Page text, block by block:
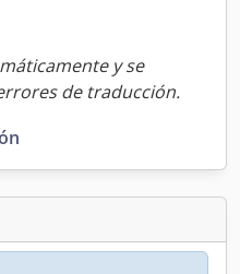
y se
de traducción.